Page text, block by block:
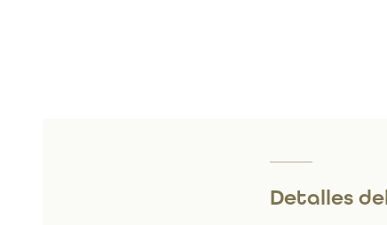
Detalles